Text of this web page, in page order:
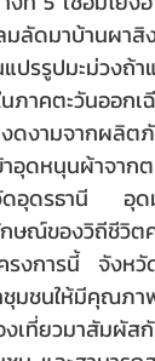
มลัดมาบ้านผา
ปรรูปมะม่วงถ้า
ภาคตะวันออก
งดงามจากผลิ
าอุดหนุนผ้าจา
ดอุดรธานี อุด
ษณ์ของวิถีชีวิต
รงการนี้ จังห
มชนให้มีคุณภ
เที่ยวมาสัมผัส